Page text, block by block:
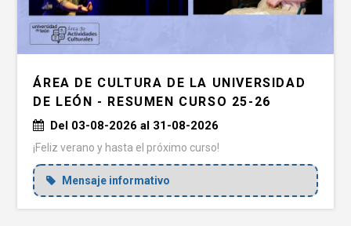
ÁREA DE CULTURA DE LA UNIVERSIDAD
DE LEÓN - RESUMEN CURSO 25-26
Del 03-08-2026 al 31-08-2026
¡Feliz verano y hasta el próximo curso!
Mensaje informativo